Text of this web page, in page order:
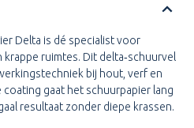
Delta is dé specialist voor
ruimtes. Dit delta‑schuurvel
bij hout, verf en
coating gaat het schuurpapier lang
resultaat zonder diepe krassen.